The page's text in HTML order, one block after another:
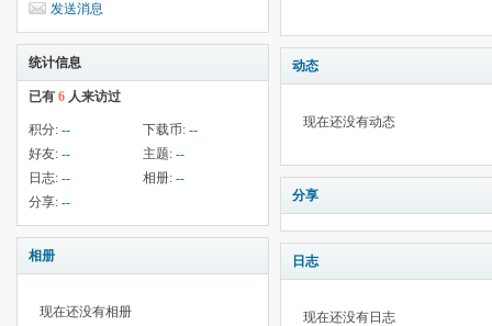
发送消息
统计信息
已有 6 人来访过
积分: -- 下载币: --
好友: -- 主题: --
日志: -- 相册: --
分享: --
相册
现在还没有相册
动态
现在还没有动态
分享
日志
现在还没有日志